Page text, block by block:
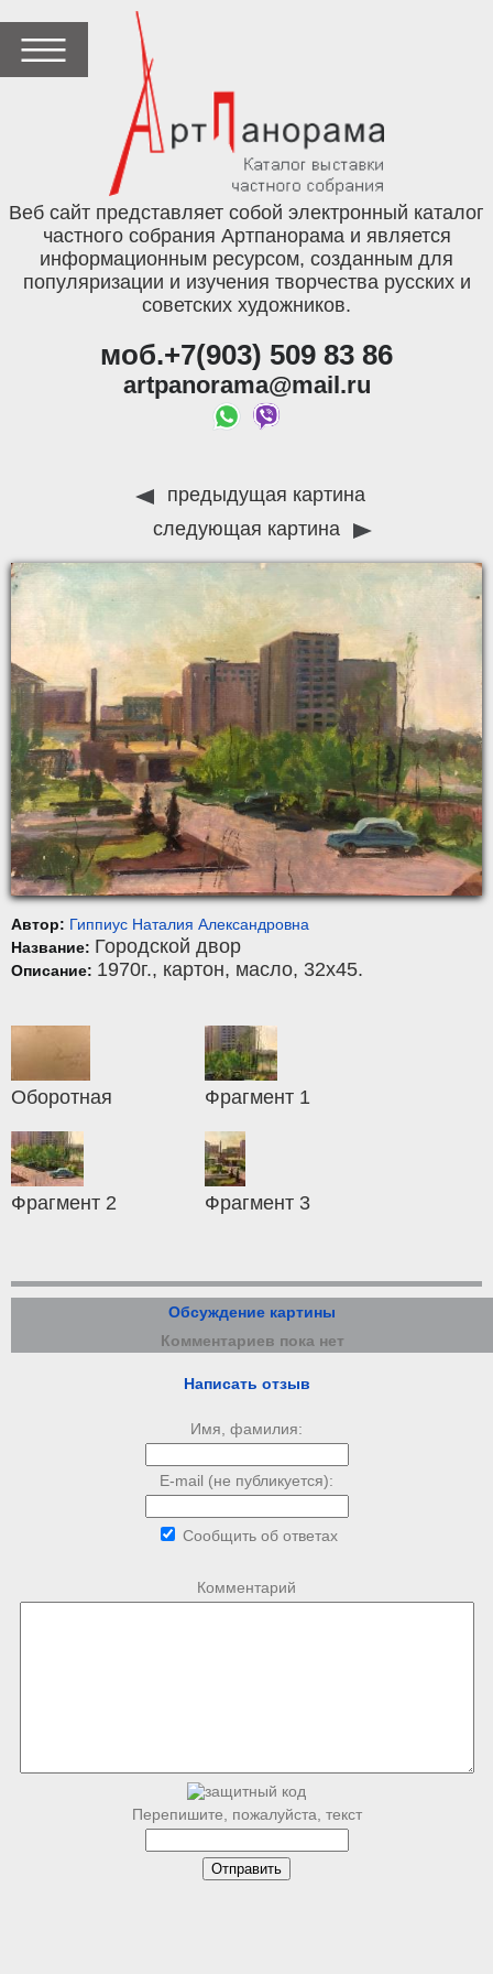
Веб сайт представляет собой электронный каталог
частного собрания Артпанорама и является
информационным ресурсом, созданным для
популяризации и изучения творчества русских и
советских художников.
моб.+7(903) 509 83 86
artpanorama@mail.ru
предыдущая картина
следующая картина
Автор: Гиппиус Наталия Александровна
Название: Городской двор
Описание: 1970г., картон, масло, 32x45.
Оборотная Фрагмент 1
Фрагмент 2 Фрагмент 3
Обсуждение картины
Комментариев пока нет
Написать отзыв
Имя, фамилия:
E-mail (не публикуется):
Сообщить об ответах
Комментарий
Перепишите, пожалуйста, текст